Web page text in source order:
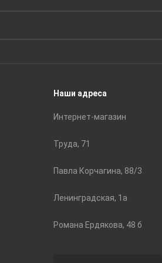
Наши адреса
Интернет-магазин
Труда, 71
Павла Корчагина, 88/3
Ленинградская, 1а
Романа Ердякова, 48 б